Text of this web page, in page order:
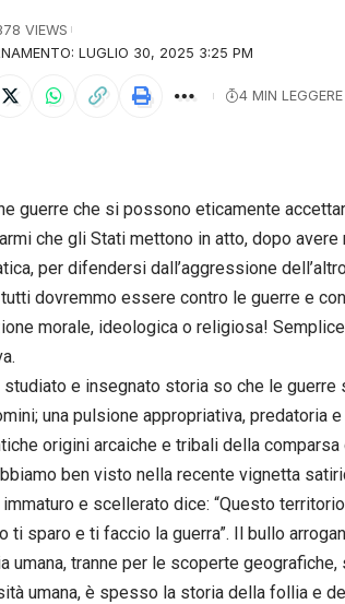
LUGLIO 30, 2025 3:25 PM
VIEWS
4 MIN LEGGERE
guerre che si possono eticamente
che gli Stati mettono in atto, dopo
per difendersi dall’aggressione
dovremmo essere contro le guerre e
morale, ideologica o religiosa!
studiato e insegnato storia so che le
una pulsione appropriativa, predatoria
origini arcaiche e tribali della comparsa
ben visto nella recente vignetta
e scellerato dice: “Questo
ti sparo e ti faccio la guerra”. Il bullo
umana, tranne per le scoperte
umana, è spesso la storia della follia e